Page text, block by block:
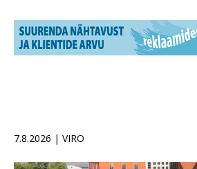
7.8.2026 | VIRO